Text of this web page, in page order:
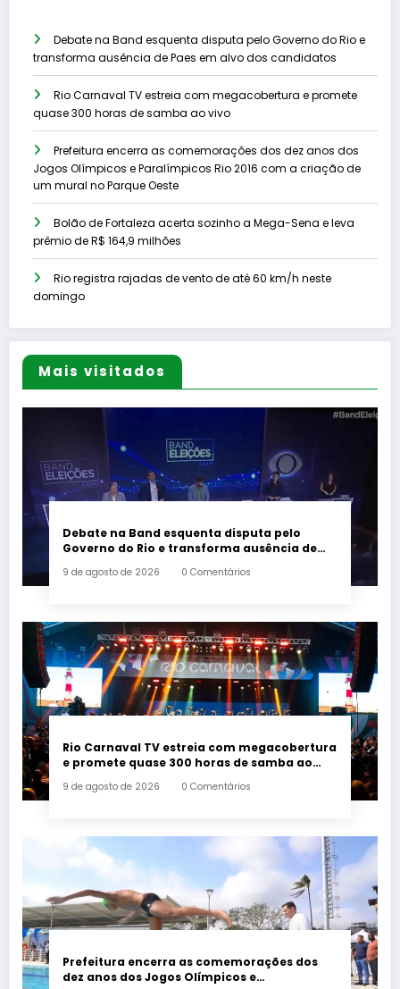
Debate na Band esquenta disputa pelo Governo do Rio e
transforma ausência de Paes em alvo dos candidatos
Rio Carnaval TV estreia com megacobertura e promete
quase 300 horas de samba ao vivo
Prefeitura encerra as comemorações dos dez anos dos
Jogos Olímpicos e Paralímpicos Rio 2016 com a criação de
um mural no Parque Oeste
Bolão de Fortaleza acerta sozinho a Mega-Sena e leva
prêmio de R$ 164,9 milhões
Rio registra rajadas de vento de até 60 km/h neste
domingo
Mais visitados
Debate na Band esquenta disputa pelo
Governo do Rio e transforma ausência de
9 de agosto de 2026 0 Comentários
Rio Carnaval TV estreia com megacobertura
e promete quase 300 horas de samba ao
9 de agosto de 2026 0 Comentários
Prefeitura encerra as comemorações dos
dez anos dos Jogos Olímpicos e